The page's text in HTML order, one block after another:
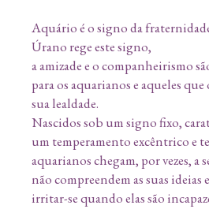
Aquário é o signo da
Úrano rege este signo,
a amizade e o companheirismo
para os aquarianos e aqueles
sua lealdade.
Nascidos sob um signo fixo,
um temperamento excêntrico e
aquarianos chegam, por vezes, a
não compreendem as suas ideias
irritar-se quando elas são